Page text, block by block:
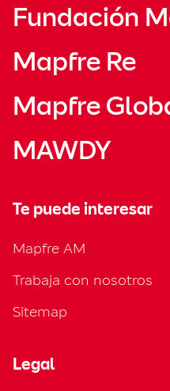
Fundación
Mapfre Re
Mapfre
MAWDY
Te puede interesar
Mapfre AM
Trabaja con nosotros
Sitemap
Legal